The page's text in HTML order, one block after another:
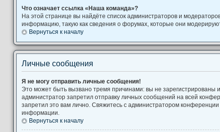
Что означает ссылка «Наша команда»?
На этой странице вы найдёте список администраторов и
информацию, такую как сведения о форумах, которые они
Вернуться к началу
Личные сообщения
Я не могу отправить личные сообщения!
Это может быть вызвано тремя причинами: вы не
администратор запретил отправку личных сообщений на всей
запретил это вам лично. Свяжитесь с администратором
информации.
Вернуться к началу